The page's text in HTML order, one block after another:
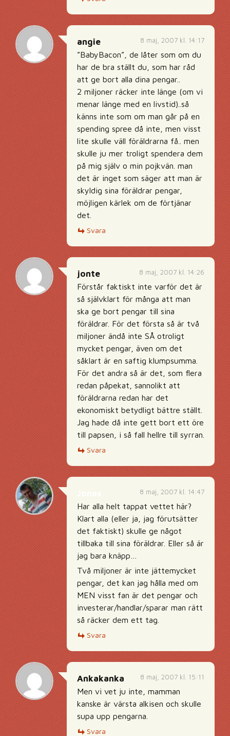
8 maj, 2007 kl. 14:17
angie
”BabyBacon”, de låter som om du
har de bra ställt du, som har råd
att ge bort alla dina pengar..
2 miljoner räcker inte länge (om vi
menar länge med en livstid)..så
känns inte som om man går på en
spending spree då inte, men visst
lite skulle väll föräldrarna få.. men
skulle ju mer troligt spendera dem
på mig själv o min pojkvän. man
det är inget som säger att man är
skyldig sina föräldrar pengar,
möjligen kärlek om de förtjänar
det.
Svara
8 maj, 2007 kl. 14:26
jonte
Förstår faktiskt inte varför det är
så självklart för många att man
ska ge bort pengar till sina
föräldrar. För det första så är två
miljoner ändå inte SÅ otroligt
mycket pengar, även om det
såklart är en saftig klumpsumma.
För det andra så är det, som flera
redan påpekat, sannolikt att
föräldrarna redan har det
ekonomiskt betydligt bättre ställt.
Jag hade då inte gett bort ett öre
till papsen, i så fall hellre till syrran.
Svara
8 maj, 2007 kl. 14:47
Har alla helt tappat vettet här?
Klart alla (eller ja, jag förutsätter
det faktiskt) skulle ge något
tillbaka till sina föräldrar. Eller så är
jag bara knäpp…
Två miljoner är inte jättemycket
pengar, det kan jag hålla med om
MEN visst fan är det pengar och
investerar/handlar/sparar man rätt
så räcker dem ett tag.
Svara
8 maj, 2007 kl. 15:11
Ankakanka
Men vi vet ju inte, mamman
kanske är värsta alkisen och skulle
supa upp pengarna.
Svara